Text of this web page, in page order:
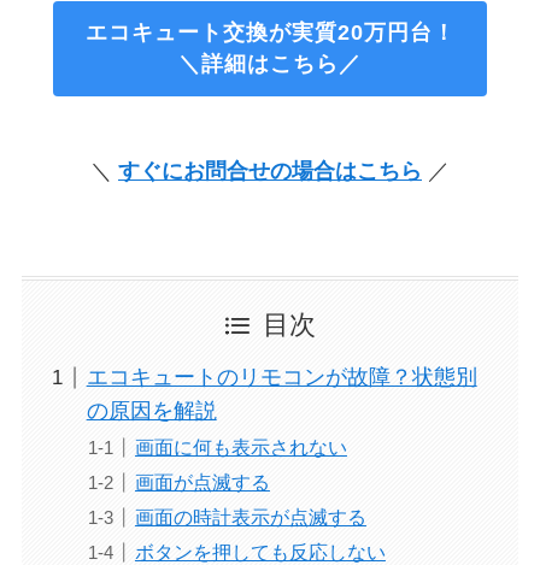
エコキュート交換が実質20万円台！
＼詳細はこちら／
＼ すぐにお問合せの場合はこちら ／
目次
エコキュートのリモコンが故障？状態別
の原因を解説
画面に何も表示されない
画面が点滅する
画面の時計表示が点滅する
ボタンを押しても反応しない